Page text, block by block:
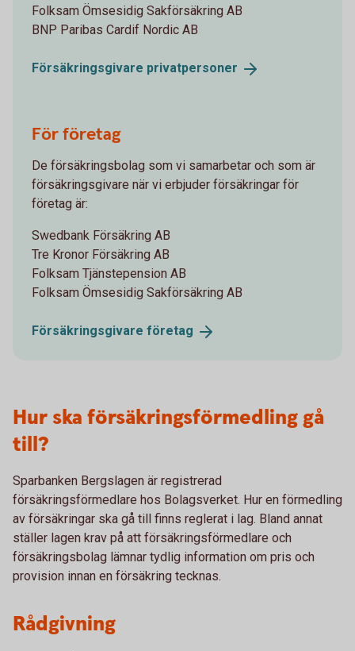
Folksam Ömsesidig Sakförsäkring AB
BNP Paribas Cardif Nordic AB
Försäkringsgivare privatpersoner
För företag
De försäkringsbolag som vi samarbetar och som är
försäkringsgivare när vi erbjuder försäkringar för
företag är:
Swedbank Försäkring AB
Tre Kronor Försäkring AB
Folksam Tjänstepension AB
Folksam Ömsesidig Sakförsäkring AB
Försäkringsgivare företag
Hur ska försäkringsförmedling gå
till?
Sparbanken Bergslagen är registrerad
försäkringsförmedlare hos Bolagsverket. Hur en förmedling
av försäkringar ska gå till finns reglerat i lag. Bland annat
ställer lagen krav på att försäkringsförmedlare och
försäkringsbolag lämnar tydlig information om pris och
provision innan en försäkring tecknas.
Rådgivning